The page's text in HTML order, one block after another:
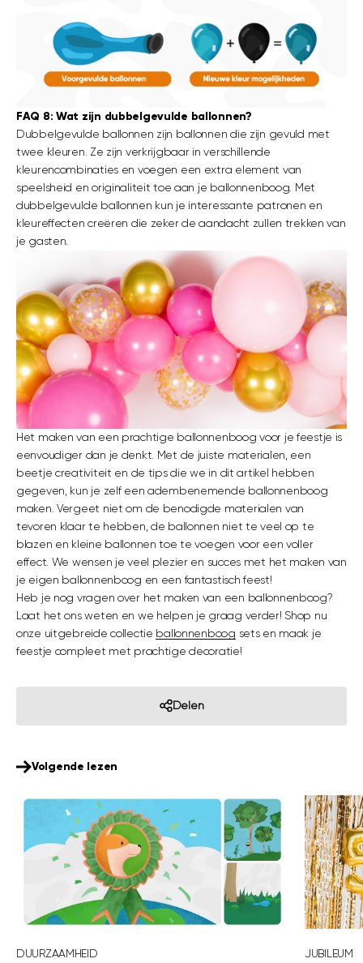
FAQ 8: Wat zijn dubbelgevulde ballonnen?
Dubbelgevulde ballonnen zijn ballonnen die zijn gevuld met
twee kleuren. Ze zijn verkrijgbaar in verschillende
kleurencombinaties en voegen een extra element van
speelsheid en originaliteit toe aan je ballonnenboog. Met
dubbelgevulde ballonnen kun je interessante patronen en
kleureffecten creëren die zeker de aandacht zullen trekken van
je gasten.
Het maken van een prachtige ballonnenboog voor je feestje is
eenvoudiger dan je denkt. Met de juiste materialen, een
beetje creativiteit en de tips die we in dit artikel hebben
gegeven, kun je zelf een adembenemende ballonnenboog
maken. Vergeet niet om de benodigde materialen van
tevoren klaar te hebben, de ballonnen niet te veel op te
blazen en kleine ballonnen toe te voegen voor een voller
effect. We wensen je veel plezier en succes met het maken van
je eigen ballonnenboog en een fantastisch feest!
Heb je nog vragen over het maken van een ballonnenboog?
Laat het ons weten en we helpen je graag verder! Shop nu
onze uitgebreide collectie ballonnenboog sets en maak je
feestje compleet met prachtige decoratie!
Delen
Volgende lezen
DUURZAAMHEID JUBILEUM